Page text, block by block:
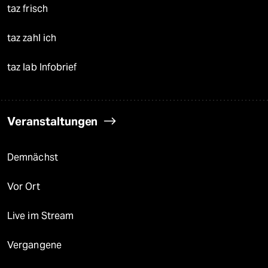
taz frisch
taz zahl ich
taz lab Infobrief
Veranstaltungen
Demnächst
Vor Ort
Live im Stream
Vergangene